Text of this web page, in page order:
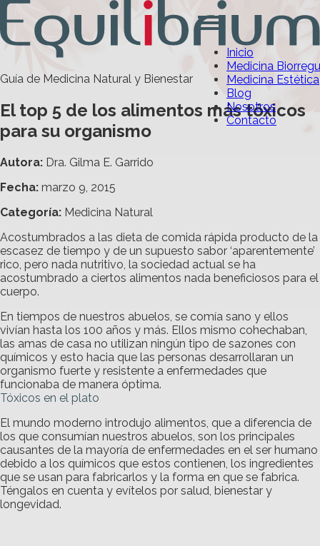
Inicio
Medicina
Medicina Estética
Blog
Nosotros
Contacto
Guía de Medicina Natural y Bienestar
El top 5 de los alimentos más tóxicos
para su organismo
Autora: Dra. Gilma E. Garrido
Fecha: marzo 9, 2015
Categoría: Medicina Natural
Acostumbrados a las dieta de comida rápida producto de la
escasez de tiempo y de un supuesto sabor ‘aparentemente’
rico, pero nada nutritivo, la sociedad actual se ha
acostumbrado a ciertos alimentos nada beneficiosos para el
cuerpo.
En tiempos de nuestros abuelos, se comía sano y ellos
vivían hasta los 100 años y más. Ellos mismo cohechaban,
las amas de casa no utilizan ningún tipo de sazones con
químicos y esto hacia que las personas desarrollaran un
organismo fuerte y resistente a enfermedades que
funcionaba de manera óptima.
Tóxicos en el plato
El mundo moderno introdujo alimentos, que a diferencia de
los que consumían nuestros abuelos, son los principales
causantes de la mayoría de enfermedades en el ser humano
debido a los químicos que estos contienen, los ingredientes
que se usan para fabricarlos y la forma en que se fabrica.
Téngalos en cuenta y evítelos por salud, bienestar y
longevidad.